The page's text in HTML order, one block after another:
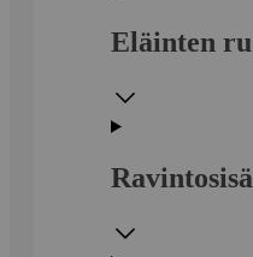
Eläinten